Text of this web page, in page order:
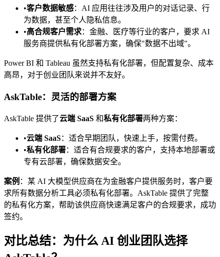
•客户数据敏感：AI 应用往往涉及用户的对话记录、行
为数据，甚至个人隐私信息。
•高合规客户需求：金融、医疗等行业的客户，要求 AI
服务商提供私有化部署方案，确保"数据不出域"。
Power BI 和 Tableau 虽然支持私有化部署，但配置复杂、成本
高昂，对于创业团队来说并不友好。
AskTable：灵活的部署方案
AskTable 提供了云端 SaaS 和私有化部署两种方案：
•云端 SaaS：适合早期团队，快速上手，按需付费。
•私有化部署：适合有合规要求的客户，支持本地部署或
专有云部署，确保数据安全。
案例 ：某 AI 大模型供应商在为金融客户提供服务时，客户要
求所有数据分析工具必须私有化部署。AskTable 提供了完整
的私有化方案，帮助该供应商快速满足客户的合规要求，成功
签约。
对比总结：为什么 AI 创业团队选择